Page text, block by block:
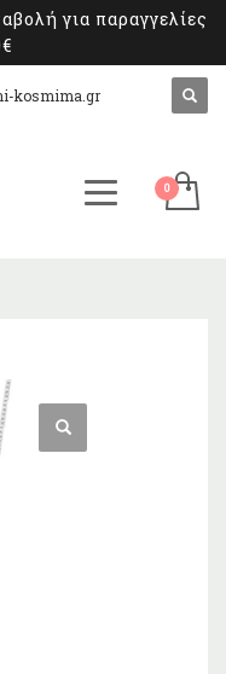
για παραγγελίες
kosmima.gr